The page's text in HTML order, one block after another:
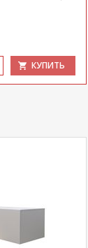
КУПИТЬ